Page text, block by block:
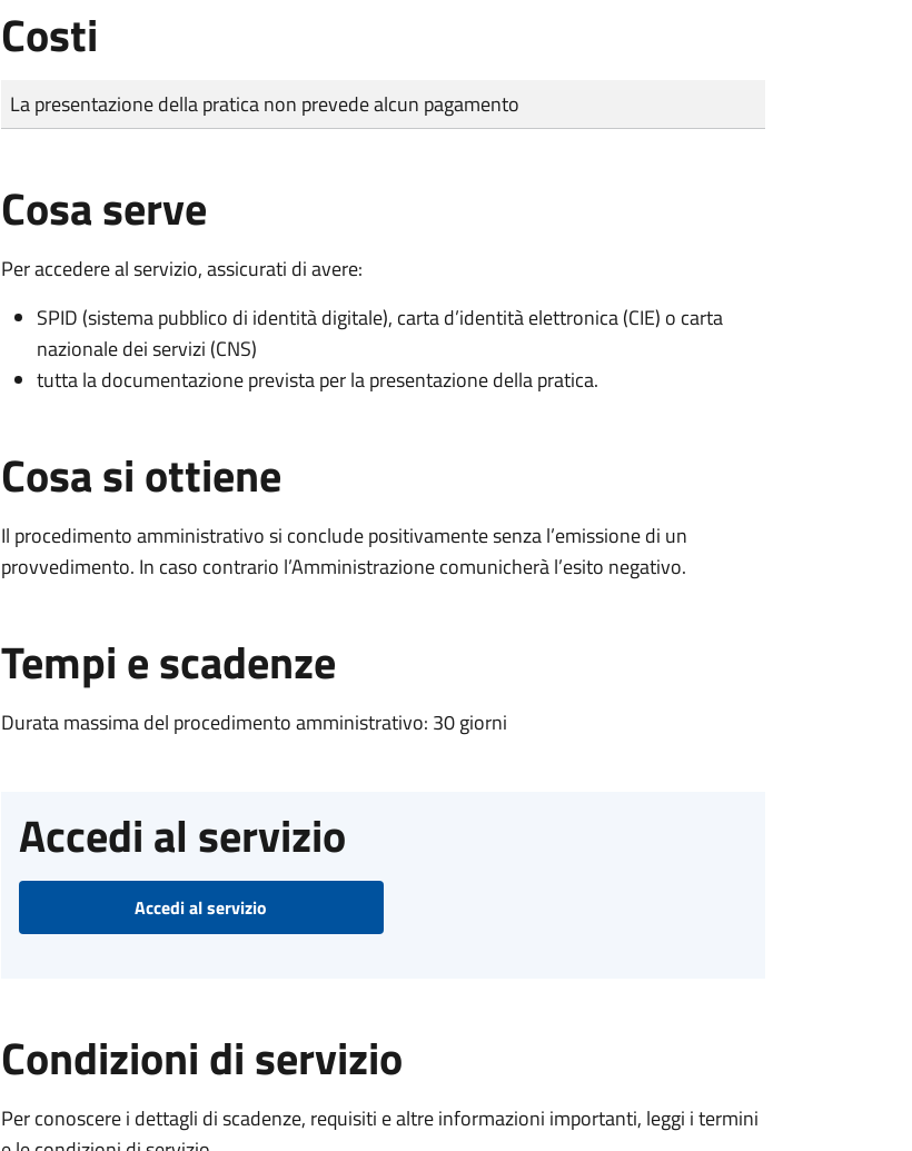
Costi
Tipo di pagamento
Importo
La presentazione della pratica non prevede alcun pagamento
Cosa serve
Per accedere al servizio, assicurati di avere:
SPID (sistema pubblico di identità digitale), carta d’identità elettronica (CIE) o carta
nazionale dei servizi (CNS)
tutta la documentazione prevista per la presentazione della pratica.
Cosa si ottiene
Il procedimento amministrativo si conclude positivamente senza l’emissione di un
provvedimento. In caso contrario l’Amministrazione comunicherà l’esito negativo.
Tempi e scadenze
Durata massima del procedimento amministrativo: 30 giorni
Accedi al servizio
Accedi al servizio
Condizioni di servizio
Per conoscere i dettagli di scadenze, requisiti e altre informazioni importanti, leggi i termini